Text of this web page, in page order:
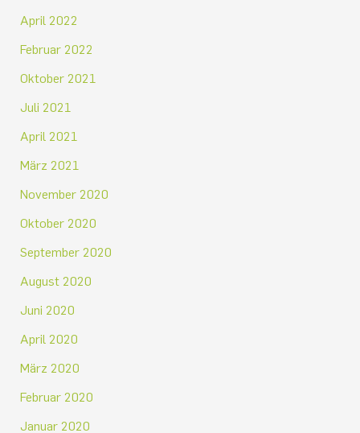
April 2022
Februar 2022
Oktober 2021
Juli 2021
April 2021
März 2021
November 2020
Oktober 2020
September 2020
August 2020
Juni 2020
April 2020
März 2020
Februar 2020
Januar 2020